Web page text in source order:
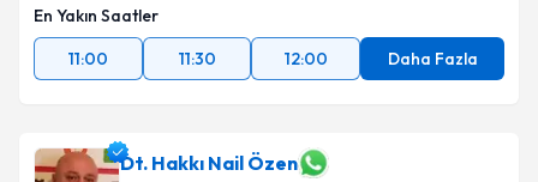
En Yakın Saatler
11:00
11:30 12:00 Daha Fazla
Dt. Hakkı Nail Özen